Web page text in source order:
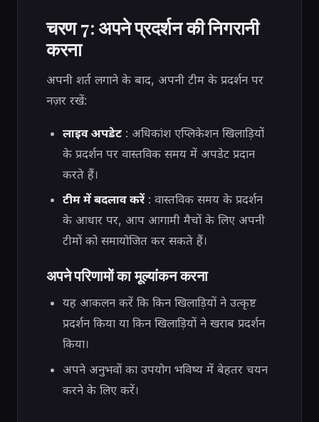
चरण 7: अपने प्रदर्शन की निगरानी
करना
अपनी शर्त लगाने के बाद, अपनी टीम के प्रदर्शन पर
नज़र रखें:
लाइव अपडेट: अधिकांश एप्लिकेशन खिलाड़ियों
के प्रदर्शन पर वास्तविक समय में अपडेट प्रदान
करते हैं।
टीम में बदलाव करें: वास्तविक समय के प्रदर्शन
के आधार पर, आप आगामी मैचों के लिए अपनी
टीमों को समायोजित कर सकते हैं।
अपने परिणामों का मूल्यांकन करना
यह आकलन करें कि किन खिलाड़ियों ने उत्कृष्ट
प्रदर्शन किया या किन खिलाड़ियों ने खराब प्रदर्शन
किया।
अपने अनुभवों का उपयोग भविष्य में बेहतर चयन
करने के लिए करें।